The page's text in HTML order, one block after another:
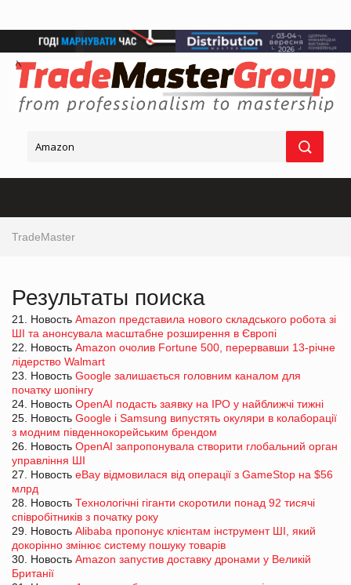
TradeMaster
Результаты поиска
21. Новость Amazon представила нового складського робота зі
ШІ та анонсувала масштабне розширення в Європі
22. Новость Amazon очолив Fortune 500, перервавши 13-річне
лідерство Walmart
23. Новость Google залишається головним каналом для
початку шопінгу
24. Новость OpenAI подасть заявку на IPO у найближчі тижні
25. Новость Google і Samsung випустять окуляри в колаборації
з модним південнокорейським брендом
26. Новость OpenAI запропонувала створити глобальний орган
управління ШІ
27. Новость eBay відмовилася від операції з GameStop на $56
млрд
28. Новость Технологічні гіганти скоротили понад 92 тисячі
співробітників з початку року
29. Новость Alibaba пропонує клієнтам інструмент ШІ, який
докорінно змінює систему пошуку товарів
30. Новость Amazon запустив доставку дронами у Великій
Британії